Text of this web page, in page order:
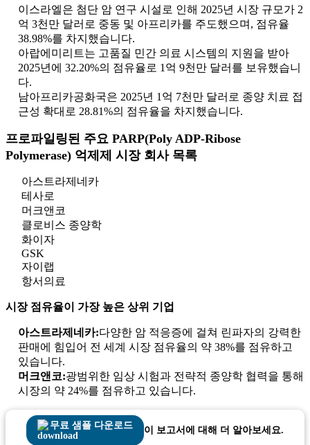
이스라엘은 첨단 암 연구 시설로 인해 2025년 시장 규모가 2
억 3천만 달러로 중동 및 아프리카를 주도했으며, 점유율
38.98%를 차지했습니다.
아랍에미리트는 고품질 민간 의료 시스템의 지원을 받아
2025년에 32.20%의 점유율로 1억 9천만 달러를 보유했습니
다.
남아프리카공화국은 2025년 1억 7천만 달러로 종양 치료 접
근성 확대로 28.81%의 점유율을 차지했습니다.
프로파일링된 주요 PARP(Poly ADP-Ribose
Polymerase) 억제제 시장 회사 목록
아스트라제네카
테사로
머크앤코
클로비스 종양학
화이자
GSK
자이랩
항서의료
시장 점유율이 가장 높은 상위 기업
아스트라제네카:다양한 암 적응증에 걸쳐 린파자의 강력한
판매에 힘입어 전 세계 시장 점유율의 약 38%를 점유하고
있습니다.
머크앤코:광범위한 임상 시험과 전략적 종양학 협력을 통해
시장의 약 24%를 점유하고 있습니다.
무료 샘플 다운로드 이 보고서에 대해 더 알아보세요.